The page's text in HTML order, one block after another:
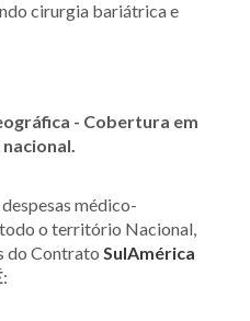
cirurgia bariátrica e
- Cobertura em
médico-
o território Nacional,
do Contrato SulAmérica
: